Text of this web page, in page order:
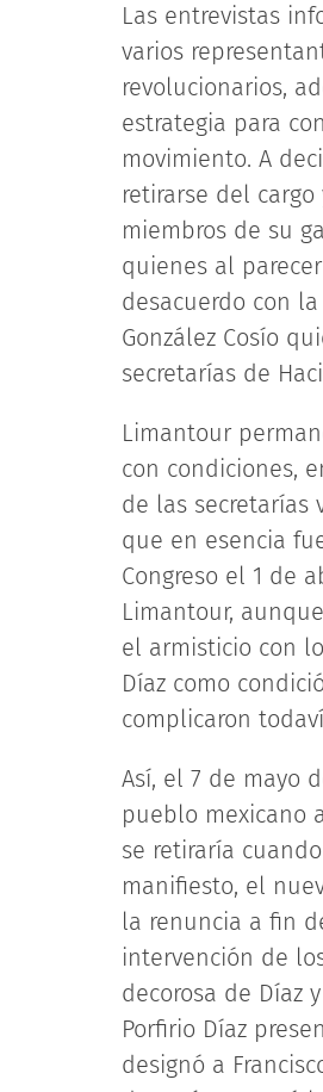
Las entrevistas
varios
revolucionarios,
estrategia para
movimiento. A
retirarse del
miembros de su
quienes al
desacuerdo con
González Cosío
secretarías de
Limantour
con condiciones,
de las secretarías
que en esencia
Congreso el 1 de
Limantour,
el armisticio con
Díaz como
complicaron
Así, el 7 de mayo
pueblo mexicano
se retiraría
manifiesto, el
la renuncia a fin
intervención de
decorosa de Díaz
Porfirio Díaz
designó a